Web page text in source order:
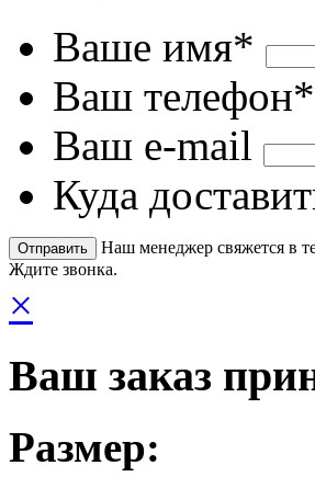
Ваше имя*
Ваш телефон*
Ваш e-mail
Куда
Наш менеджер свяжется в
Ждите звонка.
×
Ваш заказ
Размер: